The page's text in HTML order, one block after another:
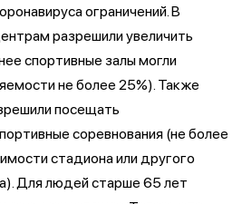
ограничений. В
разрешили увеличить
спортивные залы могли
не более 25%). Также
посещать
соревнования (не более
стадиона или другого
Для людей старше 65 лет